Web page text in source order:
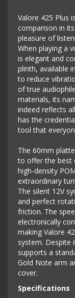
Valore 425 Plus
comparison in
pleasure of
When playing a
is elegant and
plinth, available
to reduce
of true
materials, its
indeed reflects
has the
tool that
The 60mm
to offer the best
high-density
extraordinary
The silent 12V
and perfect
friction. The
electronically
making Valore
system. Despite
supports a
Gold Note arm
cover.
Specifications